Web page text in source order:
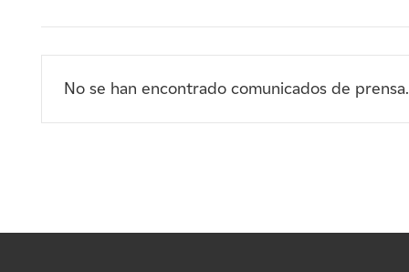
No se han encontrado comunicados de prensa.